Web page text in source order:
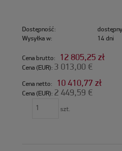
Dostępność:
Wysyłka w:
14 dni
Cena brutto: 12 805,25 zł
Cena (EUR): 3 013,00 €
Cena netto: 10 410,77 zł
Cena (EUR): 2 449,59 €
szt.